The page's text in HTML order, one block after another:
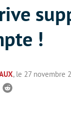
!
, le 27 novembre
Reddit